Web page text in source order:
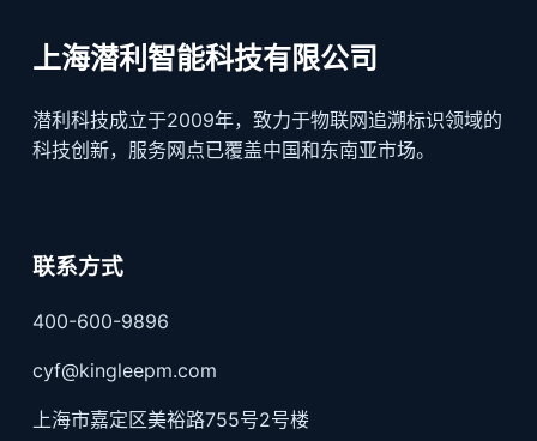
上海潜利智能科技有限公司
潜利科技成立于2009年，致力于物联网追溯标识领域的
科技创新，服务网点已覆盖中国和东南亚市场。
联系方式
400-600-9896
cyf@kingleepm.com
上海市嘉定区美裕路755号2号楼